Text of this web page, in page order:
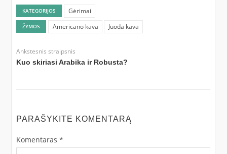
KATEGORIJOS Gėrimai
ŽYMOS Americano kava Juoda kava
Ankstesnis straipsnis
Kuo skiriasi Arabika ir Robusta?
PARAŠYKITE KOMENTARĄ
Komentaras *